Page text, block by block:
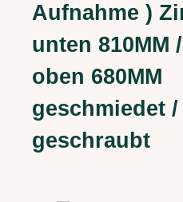
Aufnahme )
unten 810MM
oben 680MM
geschmiedet /
geschraubt